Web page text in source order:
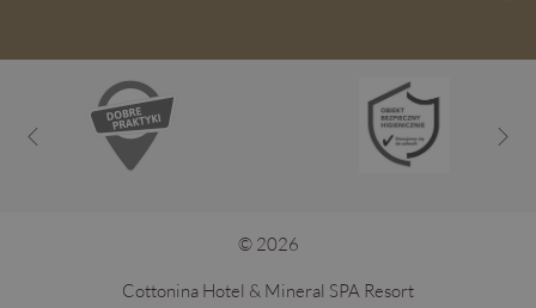
© 2026
Cottonina Hotel & Mineral SPA Resort